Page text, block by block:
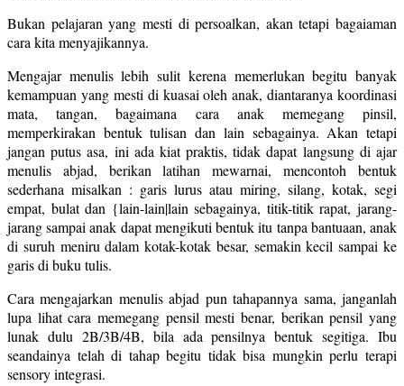
Bukan pelajaran yang mesti di persoalkan, akan tetapi bagaiaman
cara kita menyajikannya.
Mengajar menulis lebih sulit kerena memerlukan begitu banyak
kemampuan yang mesti di kuasai oleh anak, diantaranya koordinasi
mata, tangan, bagaimana cara anak memegang pinsil,
memperkirakan bentuk tulisan dan lain sebagainya. Akan tetapi
jangan putus asa, ini ada kiat praktis, tidak dapat langsung di ajar
menulis abjad, berikan latihan mewarnai, mencontoh bentuk
sederhana misalkan : garis lurus atau miring, silang, kotak, segi
empat, bulat dan {lain-lain|lain sebagainya, titik-titik rapat, jarang-
jarang sampai anak dapat mengikuti bentuk itu tanpa bantuaan, anak
di suruh meniru dalam kotak-kotak besar, semakin kecil sampai ke
garis di buku tulis.
Cara mengajarkan menulis abjad pun tahapannya sama, janganlah
lupa lihat cara memegang pensil mesti benar, berikan pensil yang
lunak dulu 2B/3B/4B, bila ada pensilnya bentuk segitiga. Ibu
seandainya telah di tahap begitu tidak bisa mungkin perlu terapi
sensory integrasi.